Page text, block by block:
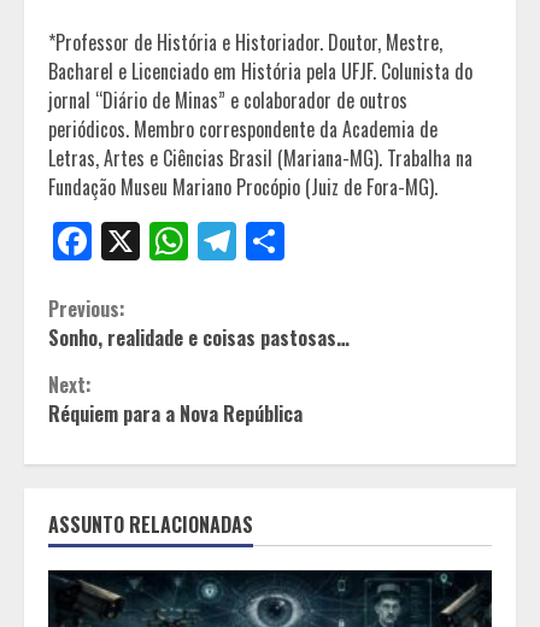
*Professor de História e Historiador. Doutor, Mestre,
Bacharel e Licenciado em História pela UFJF. Colunista do
jornal “Diário de Minas” e colaborador de outros
periódicos. Membro correspondente da Academia de
Letras, Artes e Ciências Brasil (Mariana-MG). Trabalha na
Fundação Museu Mariano Procópio (Juiz de Fora-MG).
Facebook
X WhatsApp
Telegram
Continue
Reading
Previous:
Sonho, realidade e coisas pastosas…
Next:
Réquiem para a Nova República
ASSUNTO RELACIONADAS